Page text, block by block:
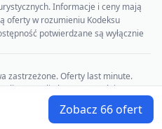
Zobacz 66 ofert
Informacje i ceny mają
oferty w rozumieniu Kodeksu
potwierdzane są wyłącznie
zastrzeżone. Oferty last minute.
O nasPolityka prywatności